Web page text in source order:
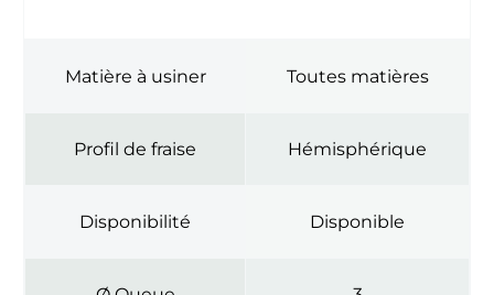
Matière à usiner Toutes matières
Profil de fraise Hémisphérique
Disponibilité Disponible